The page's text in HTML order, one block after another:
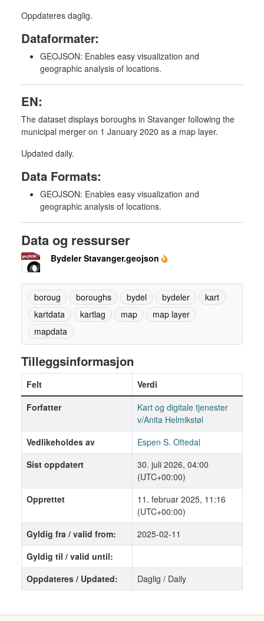
Oppdateres daglig.
Dataformater:
GEOJSON: Enables easy visualization and
geographic analysis of locations.
EN:
The dataset displays boroughs in Stavanger following the
municipal merger on 1 January 2020 as a map layer.
Updated daily.
Data Formats:
GEOJSON: Enables easy visualization and
geographic analysis of locations.
Data og ressurser
Bydeler Stavanger.geojson
boroug boroughs bydel bydeler
kart
kartdata
kartlag map
map layer
mapdata
Tilleggsinformasjon
Felt
Verdi
Forfatter
Kart og digitale tjenester
v/Anita Helmikstøl
Vedlikeholdes av
Espen S. Oftedal
Sist oppdatert
30. juli 2026, 04:00
(UTC+00:00)
Opprettet
11. februar 2025, 11:16
(UTC+00:00)
Gyldig fra / valid from:
2025-02-11
Gyldig til / valid until:
Oppdateres / Updated:
Daglig / Daily